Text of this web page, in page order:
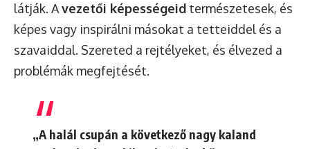
látják. Avezetői képességeid természetesek, és
képes vagy inspirálni másokat a tetteiddel és a
szavaiddal. Szereted a rejtélyeket, és élvezed a
problémák megfejtését.
„A halál csupán a következő nagy kaland